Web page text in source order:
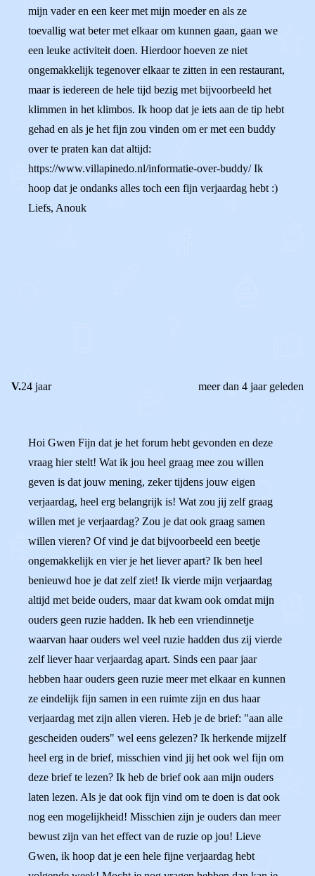
mijn vader en een keer met mijn moeder en als ze
toevallig wat beter met elkaar om kunnen gaan, gaan we
een leuke activiteit doen. Hierdoor hoeven ze niet
ongemakkelijk tegenover elkaar te zitten in een restaurant,
maar is iedereen de hele tijd bezig met bijvoorbeeld het
klimmen in het klimbos. Ik hoop dat je iets aan de tip hebt
gehad en als je het fijn zou vinden om er met een buddy
over te praten kan dat altijd:
https://www.villapinedo.nl/informatie-over-buddy/ Ik
hoop dat je ondanks alles toch een fijn verjaardag hebt :)
Liefs, Anouk
V.24 jaar meer dan 4 jaar geleden
Hoi Gwen Fijn dat je het forum hebt gevonden en deze
vraag hier stelt! Wat ik jou heel graag mee zou willen
geven is dat jouw mening, zeker tijdens jouw eigen
verjaardag, heel erg belangrijk is! Wat zou jij zelf graag
willen met je verjaardag? Zou je dat ook graag samen
willen vieren? Of vind je dat bijvoorbeeld een beetje
ongemakkelijk en vier je het liever apart? Ik ben heel
benieuwd hoe je dat zelf ziet! Ik vierde mijn verjaardag
altijd met beide ouders, maar dat kwam ook omdat mijn
ouders geen ruzie hadden. Ik heb een vriendinnetje
waarvan haar ouders wel veel ruzie hadden dus zij vierde
zelf liever haar verjaardag apart. Sinds een paar jaar
hebben haar ouders geen ruzie meer met elkaar en kunnen
ze eindelijk fijn samen in een ruimte zijn en dus haar
verjaardag met zijn allen vieren. Heb je de brief: "aan alle
gescheiden ouders" wel eens gelezen? Ik herkende mijzelf
heel erg in de brief, misschien vind jij het ook wel fijn om
deze brief te lezen? Ik heb de brief ook aan mijn ouders
laten lezen. Als je dat ook fijn vind om te doen is dat ook
nog een mogelijkheid! Misschien zijn je ouders dan meer
bewust zijn van het effect van de ruzie op jou! Lieve
Gwen, ik hoop dat je een hele fijne verjaardag hebt